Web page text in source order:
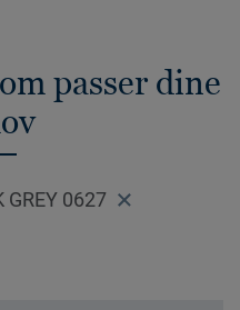
passer dine
GREY 0627